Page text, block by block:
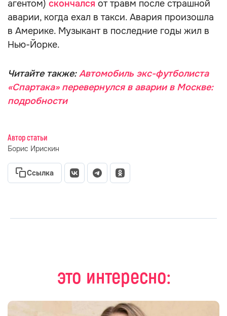
агентом) скончался от травм после страшной
аварии, когда ехал в такси. Авария произошла
в Америке. Музыкант в последние годы жил в
Нью-Йорке.
Читайте также:Автомобиль экс-футболиста
«Спартака» перевернулся в аварии в Москве:
подробности
Автор статьи
Борис Ирискин
Ссылка
это интересно: